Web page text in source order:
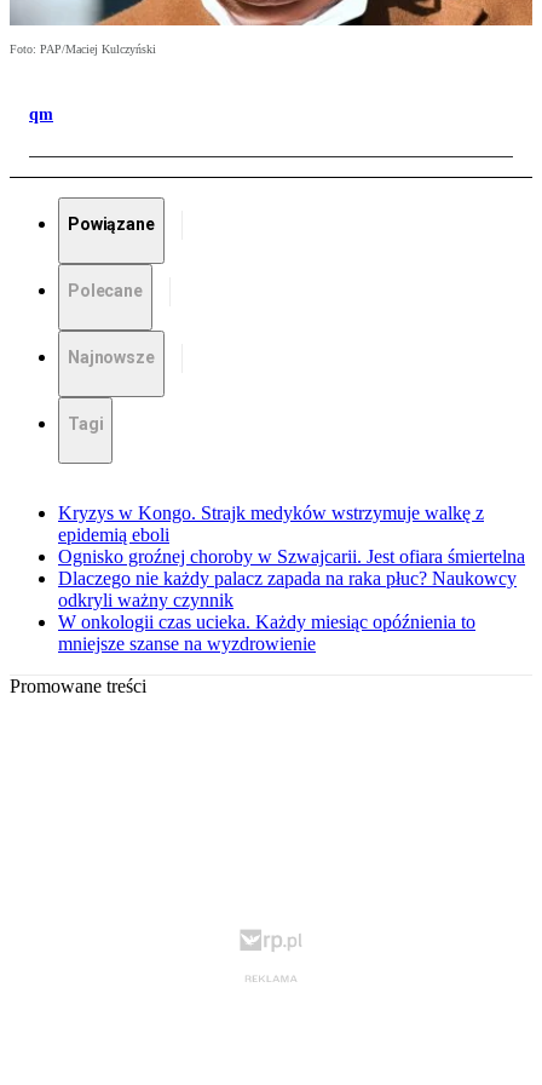
Foto: PAP/Maciej Kulczyński
qm
Powiązane
Polecane
Najnowsze
Tagi
Kryzys w Kongo. Strajk medyków wstrzymuje walkę z
epidemią eboli
Ognisko groźnej choroby w Szwajcarii. Jest ofiara śmiertelna
Dlaczego nie każdy palacz zapada na raka płuc? Naukowcy
odkryli ważny czynnik
W onkologii czas ucieka. Każdy miesiąc opóźnienia to
mniejsze szanse na wyzdrowienie
Promowane treści